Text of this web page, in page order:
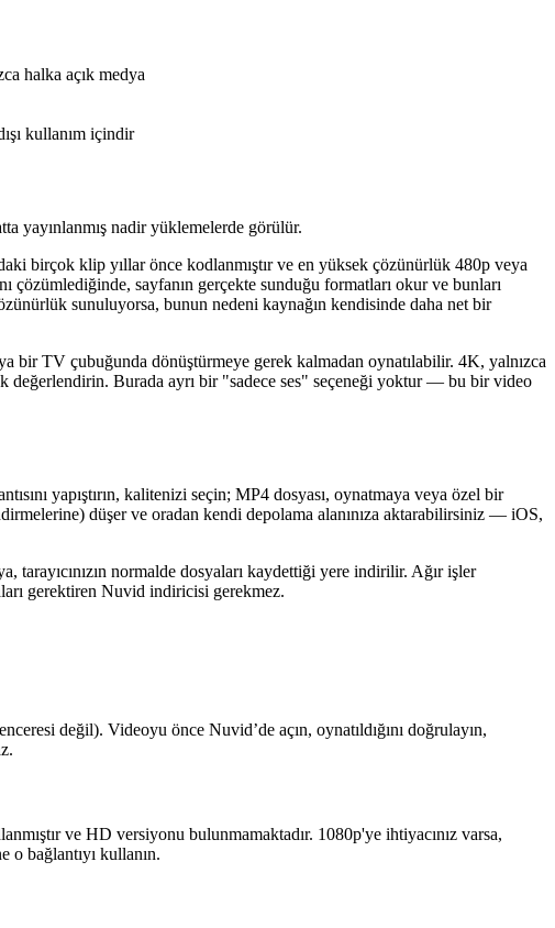
halka açık medya
kullanım içindir
yayınlanmış nadir yüklemelerde görülür.
birçok klip yıllar önce kodlanmıştır ve en yüksek çözünürlük 480p veya
sayfanın gerçekte sunduğu formatları okur ve bunları
sunuluyorsa, bunun nedeni kaynağın kendisinde daha net bir
bir TV çubuğunda dönüştürmeye gerek kalmadan oynatılabilir. 4K, yalnızca
Burada ayrı bir "sadece ses" seçeneği yoktur — bu bir video
yapıştırın, kalitenizi seçin; MP4 dosyası, oynatmaya veya özel bir
düşer ve oradan kendi depolama alanınıza aktarabilirsiniz — iOS,
tarayıcınızın normalde dosyaları kaydettiği yere indirilir. Ağır işler
gerektiren Nuvid indiricisi gerekmez.
değil). Videoyu önce Nuvid’de açın, oynatıldığını doğrulayın,
ve HD versiyonu bulunmamaktadır. 1080p'ye ihtiyacınız varsa,
bağlantıyı kullanın.